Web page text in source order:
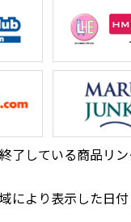
了している商品リ
により表示した日